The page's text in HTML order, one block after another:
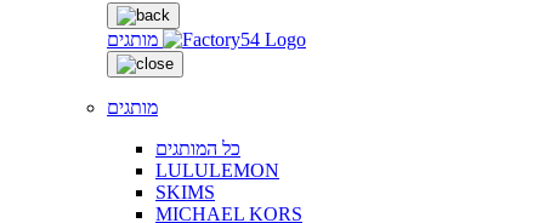
מותגים
מותגים
כל המותגים
LULULEMON
SKIMS
MICHAEL KORS